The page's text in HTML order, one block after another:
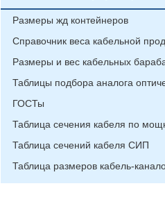
Размеры жд контейнеров
Справочник веса кабельной
Размеры и вес кабельных
Таблицы подбора аналога
ГОСТы
Таблица сечения кабеля по
Таблица сечений кабеля СИП
Таблица размеров кабель-